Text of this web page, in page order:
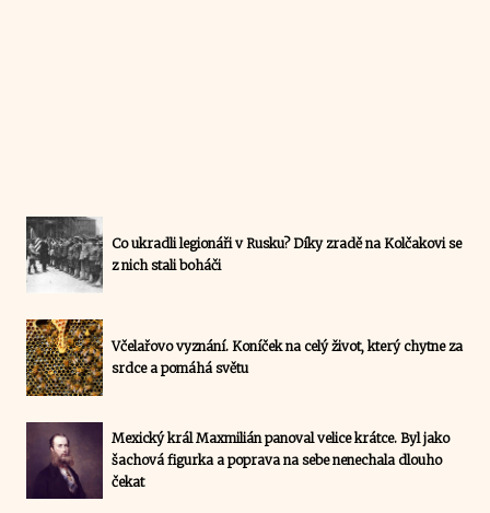
Co ukradli legionáři v Rusku? Díky zradě na Kolčakovi se
z nich stali boháči
Včelařovo vyznání. Koníček na celý život, který chytne za
srdce a pomáhá světu
Mexický král Maxmilián panoval velice krátce. Byl jako
šachová figurka a poprava na sebe nenechala dlouho
čekat